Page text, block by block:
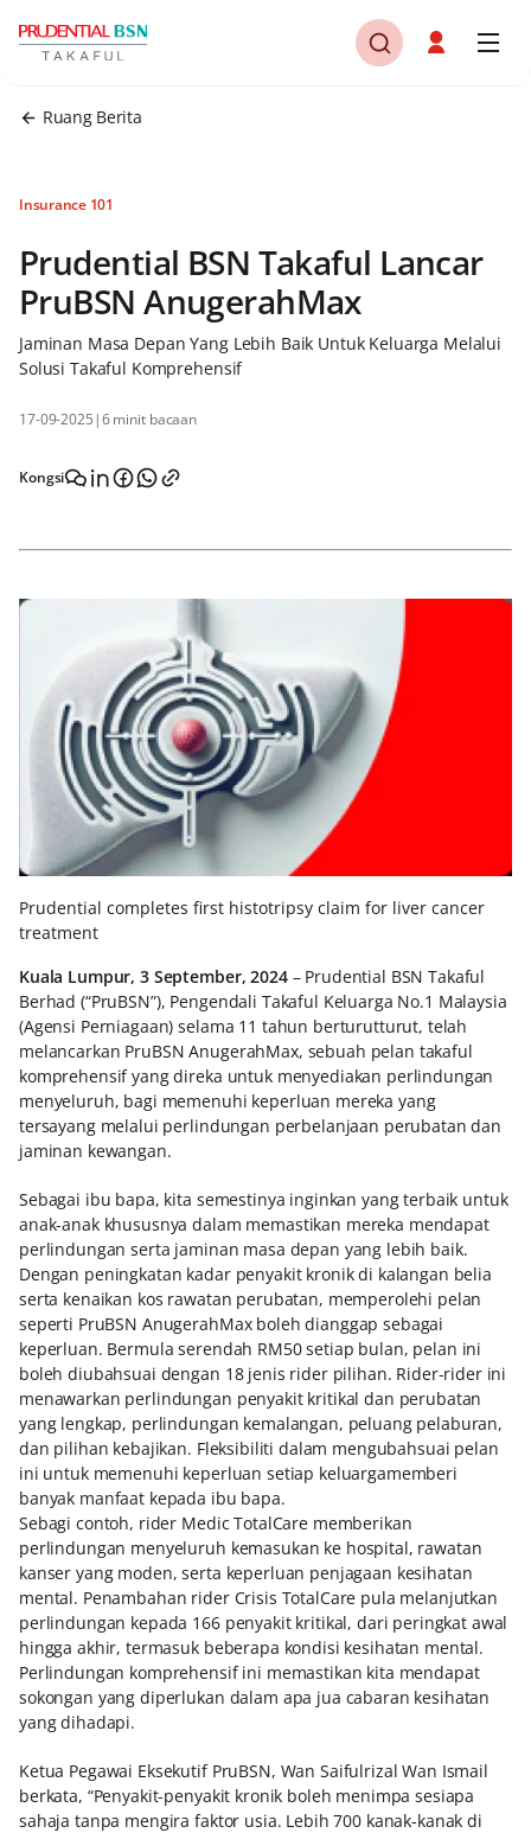
Ruang Berita
Insurance 101
Prudential BSN Takaful Lancar
PruBSN AnugerahMax
Jaminan Masa Depan Yang Lebih Baik Untuk Keluarga Melalui
Solusi Takaful Komprehensif
17-09-2025 |6 minit bacaan
Kongsi
Prudential completes first histotripsy claim for liver cancer
treatment
Kuala Lumpur, 3 September, 2024– Prudential BSN Takaful
Berhad (“PruBSN”), Pengendali Takaful Keluarga No.1 Malaysia
(Agensi Perniagaan) selama 11 tahun berturutturut, telah
melancarkan PruBSN AnugerahMax, sebuah pelan takaful
komprehensif yang direka untuk menyediakan perlindungan
menyeluruh, bagi memenuhi keperluan mereka yang
tersayang melalui perlindungan perbelanjaan perubatan dan
jaminan kewangan.
Sebagai ibu bapa, kita semestinya inginkan yang terbaik untuk
anak-anak khususnya dalam memastikan mereka mendapat
perlindungan serta jaminan masa depan yang lebih baik.
Dengan peningkatan kadar penyakit kronik di kalangan belia
serta kenaikan kos rawatan perubatan, memperolehi pelan
seperti PruBSN AnugerahMax boleh dianggap sebagai
keperluan. Bermula serendah RM50 setiap bulan, pelan ini
boleh diubahsuai dengan 18 jenis rider pilihan. Rider-rider ini
menawarkan perlindungan penyakit kritikal dan perubatan
yang lengkap, perlindungan kemalangan, peluang pelaburan,
dan pilihan kebajikan. Fleksibiliti dalam mengubahsuai pelan
ini untuk memenuhi keperluan setiap keluargamemberi
banyak manfaat kepada ibu bapa.
Sebagi contoh, rider Medic TotalCare memberikan
perlindungan menyeluruh kemasukan ke hospital, rawatan
kanser yang moden, serta keperluan penjagaan kesihatan
mental. Penambahan rider Crisis TotalCare pula melanjutkan
perlindungan kepada 166 penyakit kritikal, dari peringkat awal
hingga akhir, termasuk beberapa kondisi kesihatan mental.
Perlindungan komprehensif ini memastikan kita mendapat
sokongan yang diperlukan dalam apa jua cabaran kesihatan
yang dihadapi.
Ketua Pegawai Eksekutif PruBSN, Wan Saifulrizal Wan Ismail
berkata, “Penyakit-penyakit kronik boleh menimpa sesiapa
sahaja tanpa mengira faktor usia. Lebih 700 kanak-kanak di